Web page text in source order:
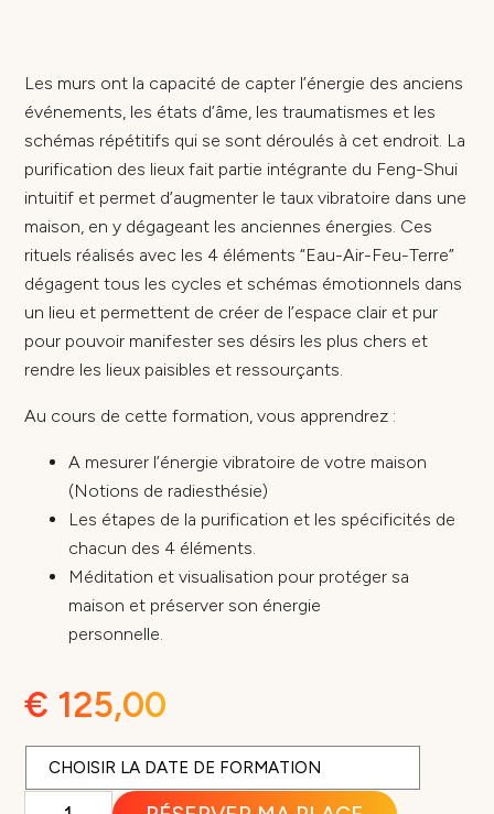
Les murs ont la capacité de capter l’énergie des anciens
événements, les états d’âme, les traumatismes et les
schémas répétitifs qui se sont déroulés à cet endroit. La
purification des lieux fait partie intégrante du Feng-Shui
intuitif et permet d’augmenter le taux vibratoire dans une
maison, en y dégageant les anciennes énergies. Ces
rituels réalisés avec les 4 éléments “Eau-Air-Feu-Terre”
dégagent tous les cycles et schémas émotionnels dans
un lieu et permettent de créer de l’espace clair et pur
pour pouvoir manifester ses désirs les plus chers et
rendre les lieux paisibles et ressourçants.
Au cours de cette formation, vous apprendrez :
A mesurer l’énergie vibratoire de votre maison
(Notions de radiesthésie)
Les étapes de la purification et les spécificités de
chacun des 4 éléments.
Méditation et visualisation pour protéger sa
maison et préserver son énergie
personnelle.
€ 125,00